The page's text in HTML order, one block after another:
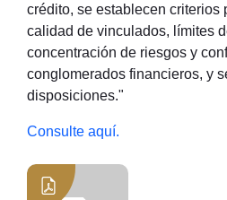
crédito, se establecen criterios
calidad de vinculados, límites
concentración de riesgos y
conglomerados financieros, y
disposiciones."
Consulte aquí.